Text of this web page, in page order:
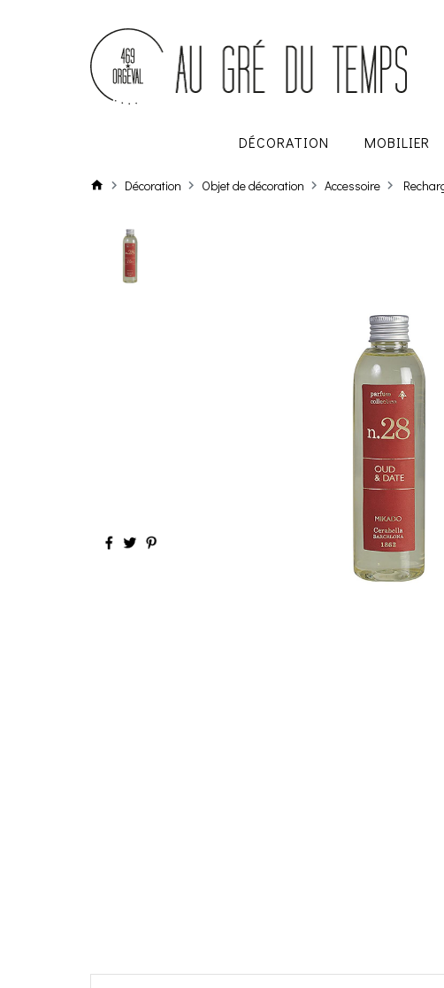
DÉCORATION MOBILIER
Décoration Objet de décoration Accessoire